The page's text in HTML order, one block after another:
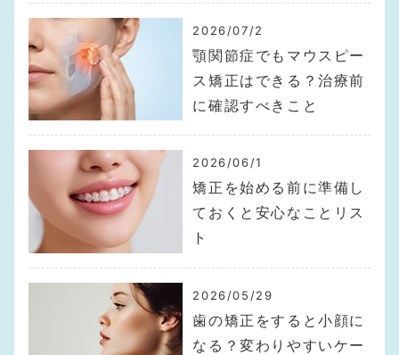
2026/07/2
顎関節症でもマウスピー
ス矯正はできる？治療前
に確認すべきこと
2026/06/1
矯正を始める前に準備し
ておくと安心なことリス
ト
2026/05/29
歯の矯正をすると小顔に
なる？変わりやすいケー